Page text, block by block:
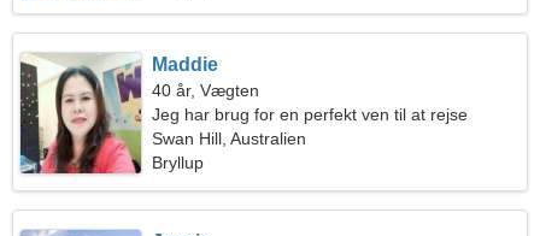
Maddie
40 år, Vægten
Jeg har brug for en perfekt ven til at rejse
sammen
Swan Hill, Australien
Bryllup